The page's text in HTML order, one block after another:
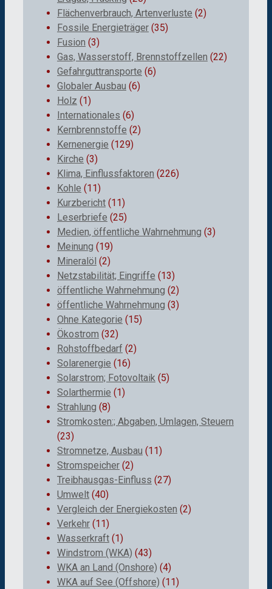
Flächenverbrauch, Artenverluste (2)
Fossile Energieträger (35)
Fusion (3)
Gas, Wasserstoff, Brennstoffzellen (22)
Gefahrguttransporte (6)
Globaler Ausbau (6)
Holz (1)
Internationales (6)
Kernbrennstoffe (2)
Kernenergie (129)
Kirche (3)
Klima, Einflussfaktoren (226)
Kohle (11)
Kurzbericht (11)
Leserbriefe (25)
Medien, öffentliche Wahrnehmung (3)
Meinung (19)
Mineralöl (2)
Netzstabilität; Eingriffe (13)
öffentliche Wahrnehmung (2)
öffentliche Wahrnehmung (3)
Ohne Kategorie (15)
Ökostrom (32)
Rohstoffbedarf (2)
Solarenergie (16)
Solarstrom; Fotovoltaik (5)
Solarthermie (1)
Strahlung (8)
Stromkosten:; Abgaben, Umlagen, Steuern
(23)
Stromnetze, Ausbau (11)
Stromspeicher (2)
Treibhausgas-Einfluss (27)
Umwelt (40)
Vergleich der Energiekosten (2)
Verkehr (11)
Wasserkraft (1)
Windstrom (WKA) (43)
WKA an Land (Onshore) (4)
WKA auf See (Offshore) (11)